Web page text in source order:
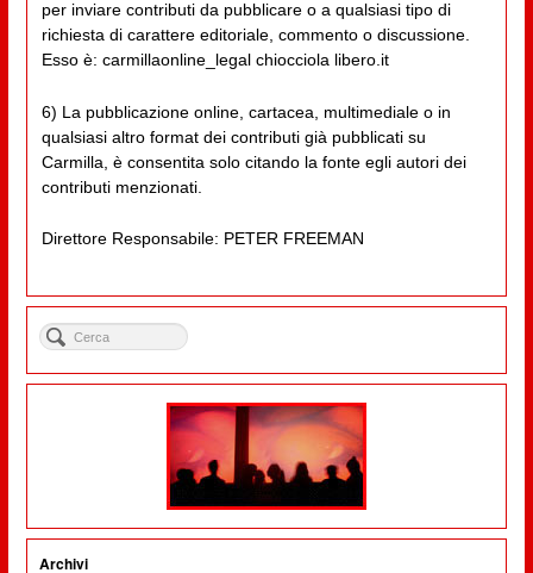
per inviare contributi da pubblicare o a qualsiasi tipo di
richiesta di carattere editoriale, commento o discussione.
Esso è: carmillaonline_legal chiocciola libero.it
6) La pubblicazione online, cartacea, multimediale o in
qualsiasi altro format dei contributi già pubblicati su
Carmilla, è consentita solo citando la fonte egli autori dei
contributi menzionati.
Direttore Responsabile: PETER FREEMAN
Archivi